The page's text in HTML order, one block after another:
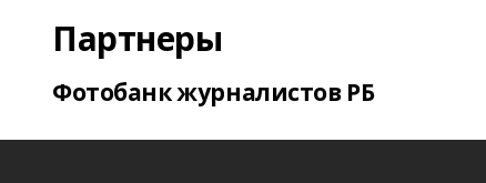
Партнеры
Фотобанк журналистов РБ